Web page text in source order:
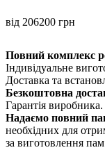
від 206200 грн
Повний комплекс
Індивідуальне
Доставка та
Безкоштовна
Гарантія виробника.
Надаємо повний
необхідних для
за виготовлення